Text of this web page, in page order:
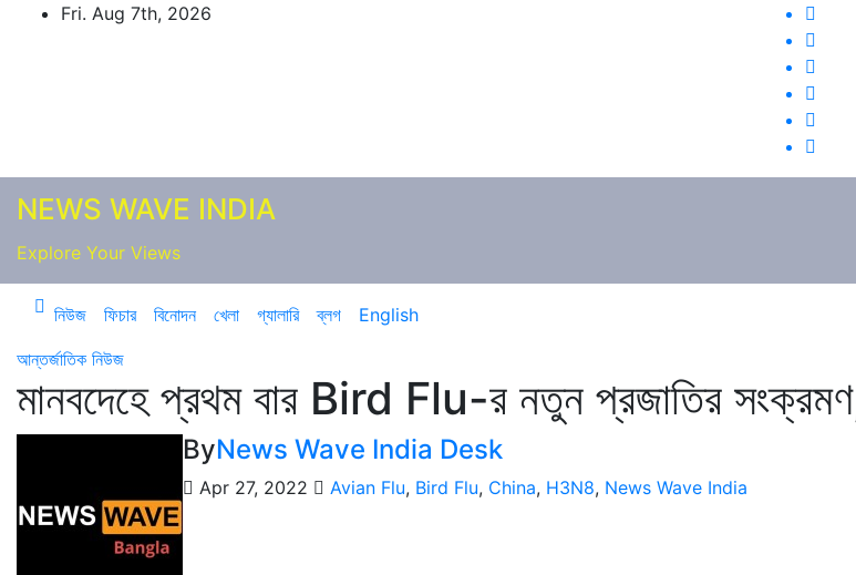
Fri. Aug 7th, 2026
NEWS WAVE INDIA
Explore Your Views
নিউজ ফিচার বিনোদন খেলা গ্যালারি ব্লগ
English
আন্তর্জাতিক নিউজ
মানবদেহে প্রথম বার Bird Flu-র নতুন প্রজাতির
ByNews Wave India Desk
Apr 27, 2022 Avian Flu, Bird Flu, China, H3N8, News Wave India